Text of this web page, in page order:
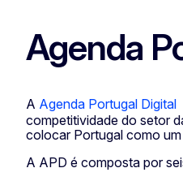
Agenda
A Agenda Portugal Digital
competitividade do setor
colocar Portugal como
A APD é composta por